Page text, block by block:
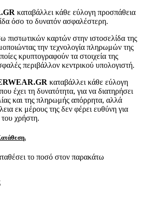
καταβάλλει κάθε εύλογη προσπάθεια
όσο το δυνατόν ασφαλέστερη.
πιστωτικών καρτών στην ιστοσελίδα της
την τεχνολογία πληρωμών της
κρυπτογραφούν τα στοιχεία της
περιβάλλον κεντρικού υπολογιστή.
καταβάλλει κάθε εύλογη
έχει τη δυνατότητα, για να διατηρήσει
και της πληρωμής απόρρητα, αλλά
εκ μέρους της δεν φέρει ευθύνη για
χρήστη.
το ποσό στον παρακάτω